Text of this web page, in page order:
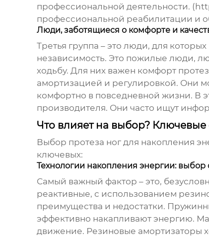
профессиональной деятельности.
профессиональной реабилитации и
Люди, заботящиеся о комфорте и
Третья группа – это люди, для
независимость. Это пожилые люди,
ходьбу. Для них важен комфорт
амортизацией и регулировкой. Они
комфортно в повседневной жизни. В
производителя. Они часто ищут
Что влияет на выбор?
Выбор протеза ног для накопления
ключевых:
Технологии накопления энергии:
Самый важный фактор – это,
реактивные, с использованием
преимущества и недостатки.
эффективно накапливают энергию.
движение. Резиновые амортизаторы